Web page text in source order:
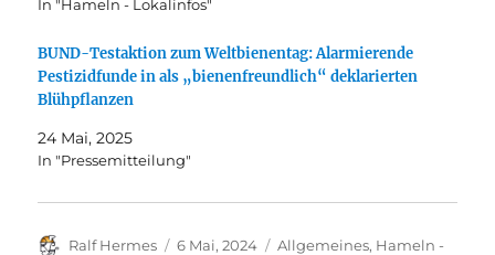
In "Hameln - Lokalinfos"
BUND-Testaktion zum Weltbienentag: Alarmierende
Pestizidfunde in als „bienenfreundlich“ deklarierten
Blühpflanzen
24 Mai, 2025
In "Pressemitteilung"
Autor
Ralf Hermes
Veröffentlicht
6 Mai, 2024 Kategorien
Allgemeines, Hameln -